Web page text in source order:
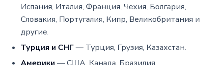
Испания, Италия, Франция, Чехия, Болгария,
Словакия, Португалия, Кипр, Великобритания и
другие.
Турция и СНГ— Турция, Грузия, Казахстан.